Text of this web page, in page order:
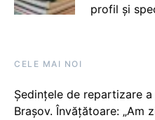
profil și
CELE MAI NOI
Ședințele de repartizare
Brașov. Învățătoare: „Am